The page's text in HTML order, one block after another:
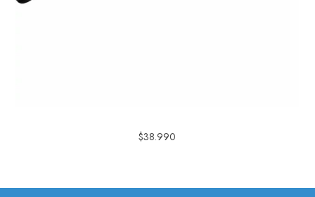
$38.990